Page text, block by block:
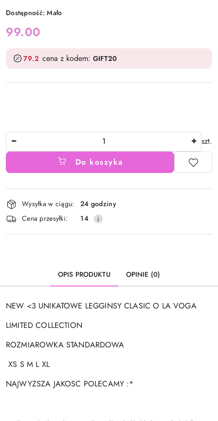
Dostępność:Mało
cena:
99.00
79.2 cena z kodem: GIFT20
szt.
Do koszyka
Dostępność
i
dostawa
Wysyłka w ciągu:
24 godziny
Cena przesyłki:
14
OPIS PRODUKTU OPINIE (0)
NEW <3 UNIKATOWE LEGGINSY CLASIC O LA VOGA
LIMITED COLLECTION
ROZMIAROWKA STANDARDOWA
XS S M L XL
NAJWYZSZA JAKOSC POLECAMY :*